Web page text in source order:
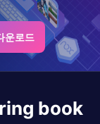
운로드
book